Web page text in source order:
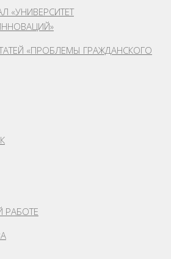
«УНИВЕРСИТЕТ
«ПРОБЛЕМЫ ГРАЖДАНСКОГО
РАБОТЕ